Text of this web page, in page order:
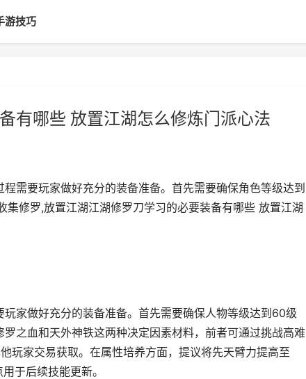
游技巧
有哪些 放置江湖怎么修炼门派心法
需要玩家做好充分的装备准备。首先需要确保角色等级达到
修罗,放置江湖江湖修罗刀学习的必要装备有哪些 放置江湖
家做好充分的装备准备。首先需要确保人物等级达到60级
之血和天外神铁这两种决定因素材料，前者可通过挑战高难
玩家交易获取。在属性培养方面，提议将先天臂力提高至
于后续技能更新。